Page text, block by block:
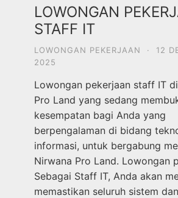
LOWONGAN
STAFF IT
LOWONGAN PEKERJAAN ·
12
2025
Lowongan pekerjaan staff IT
Pro Land yang sedang
kesempatan bagi Anda yang
berpengalaman di bidang
informasi, untuk bergabung
Nirwana Pro Land. Lowongan
Sebagai Staff IT, Anda akan
memastikan seluruh sistem